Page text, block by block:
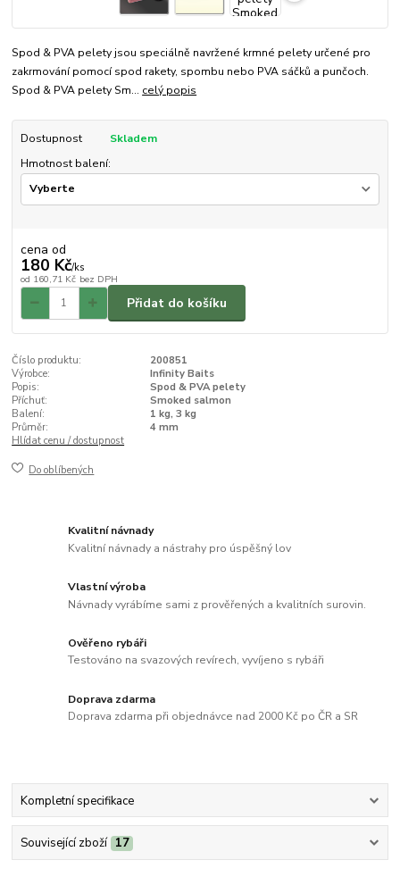
Spod & PVA pelety jsou speciálně navržené krmné pelety určené pro
zakrmování pomocí spod rakety, spombu nebo PVA sáčků a punčoch.
Spod & PVA pelety Sm... celý popis
Dostupnost
Skladem
Hmotnost balení:
cena od
180 Kč/ks
od 160,71 Kč bez DPH
Přidat do košíku
Číslo produktu:
200851
Výrobce:
Infinity Baits
Popis:
Spod & PVA pelety
Příchuť:
Smoked salmon
Balení:
1 kg, 3 kg
Průměr:
4 mm
Hlídat cenu / dostupnost
Do oblíbených
Kvalitní návnady
Kvalitní návnady a nástrahy pro úspěšný lov
Vlastní výroba
Návnady vyrábíme sami z prověřených a kvalitních surovin.
Ověřeno rybáři
Testováno na svazových revírech, vyvíjeno s rybáři
Doprava zdarma
Doprava zdarma při objednávce nad 2000 Kč po ČR a SR
Kompletní specifikace
Související zboží 17